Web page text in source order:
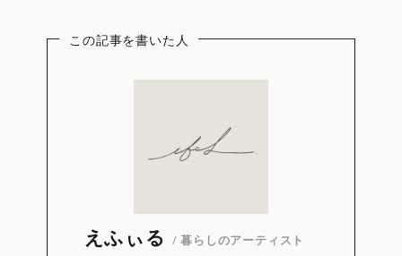
この記事を書いた人
えふぃる /暮らしのアーティスト